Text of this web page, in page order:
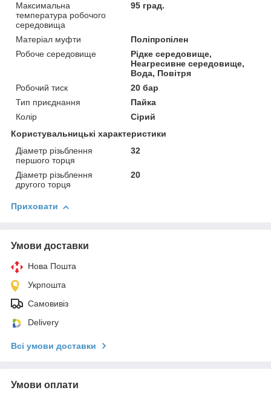
Максимальна
температура робочого
середовища
95 град.
Матеріал муфти
Поліпропілен
Робоче середовище
Рідке середовище,
Неагресивне середовище,
Вода, Повітря
Робочий тиск
20 бар
Тип приєднання
Пайка
Колір
Сірий
Користувальницькі характеристики
Діаметр різьблення
першого торця
32
Діаметр різьблення
другого торця
20
Приховати
Умови доставки
Нова Пошта
Укрпошта
Самовивіз
Delivery
Всі умови доставки
Умови оплати